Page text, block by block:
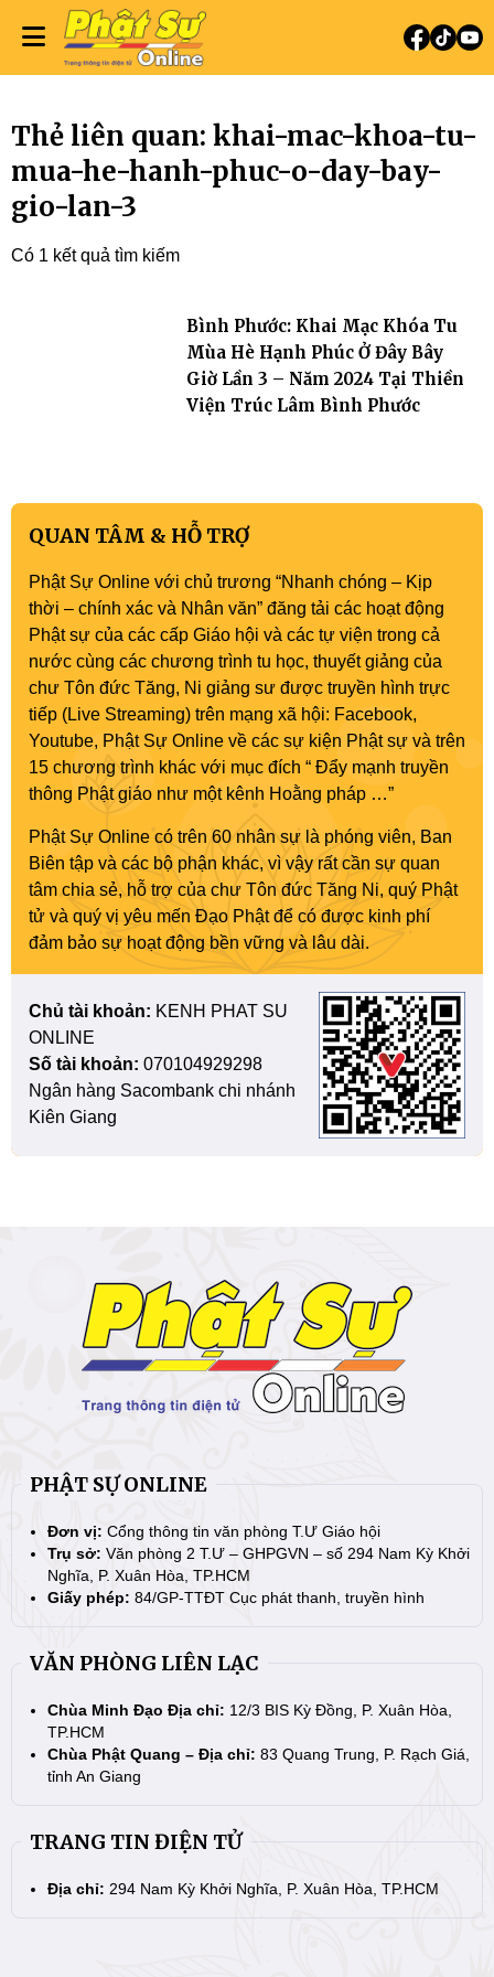
Thẻ liên quan: khai-mac-khoa-tu-
mua-he-hanh-phuc-o-day-bay-
gio-lan-3
Có 1 kết quả tìm kiếm
Bình Phước: Khai Mạc Khóa Tu
Mùa Hè Hạnh Phúc Ở Đây Bây
Giờ Lần 3 – Năm 2024 Tại Thiền
Viện Trúc Lâm Bình Phước
QUAN TÂM & HỖ TRỢ
Phật Sự Online với chủ trương “Nhanh chóng – Kịp
thời – chính xác và Nhân văn” đăng tải các hoạt động
Phật sự của các cấp Giáo hội và các tự viện trong cả
nước cùng các chương trình tu học, thuyết giảng của
chư Tôn đức Tăng, Ni giảng sư được truyền hình trực
tiếp (Live Streaming) trên mạng xã hội: Facebook,
Youtube, Phật Sự Online về các sự kiện Phật sự và trên
15 chương trình khác với mục đích “ Đẩy mạnh truyền
thông Phật giáo như một kênh Hoằng pháp …”
Phật Sự Online có trên 60 nhân sự là phóng viên, Ban
Biên tập và các bộ phận khác, vì vậy rất cần sự quan
tâm chia sẻ, hỗ trợ của chư Tôn đức Tăng Ni, quý Phật
tử và quý vị yêu mến Đạo Phật để có được kinh phí
đảm bảo sự hoạt động bền vững và lâu dài.
Chủ tài khoản: KENH PHAT SU
ONLINE
Số tài khoản: 070104929298
Ngân hàng Sacombank chi nhánh
Kiên Giang
PHẬT SỰ ONLINE
Đơn vị: Cổng thông tin văn phòng T.Ư Giáo hội
Trụ sở: Văn phòng 2 T.Ư – GHPGVN – số 294 Nam Kỳ Khởi
Nghĩa, P. Xuân Hòa, TP.HCM
Giấy phép: 84/GP-TTĐT Cục phát thanh, truyền hình
VĂN PHÒNG LIÊN LẠC
Chùa Minh Đạo Địa chỉ: 12/3 BIS Kỳ Đồng, P. Xuân Hòa,
TP.HCM
Chùa Phật Quang – Địa chỉ: 83 Quang Trung, P. Rạch Giá,
tỉnh An Giang
TRANG TIN ĐIỆN TỬ
Địa chỉ: 294 Nam Kỳ Khởi Nghĩa, P. Xuân Hòa, TP.HCM